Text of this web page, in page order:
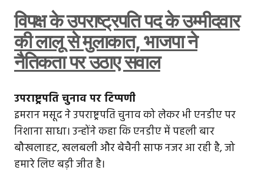
विपक्ष के उपराष्ट्रपति पद के उम्मीदवार
की लालू से मुलाकात, भाजपा ने
नैतिकता पर उठाए सवाल
उपराष्ट्रपति चुनाव पर टिप्पणी
इमरान मसूद ने उपराष्ट्रपति चुनाव को लेकर भी एनडीए पर
निशाना साधा। उन्होंने कहा कि एनडीए में पहली बार
बौखलाहट, खलबली और बेचैनी साफ नजर आ रही है, जो
हमारे लिए बड़ी जीत है।